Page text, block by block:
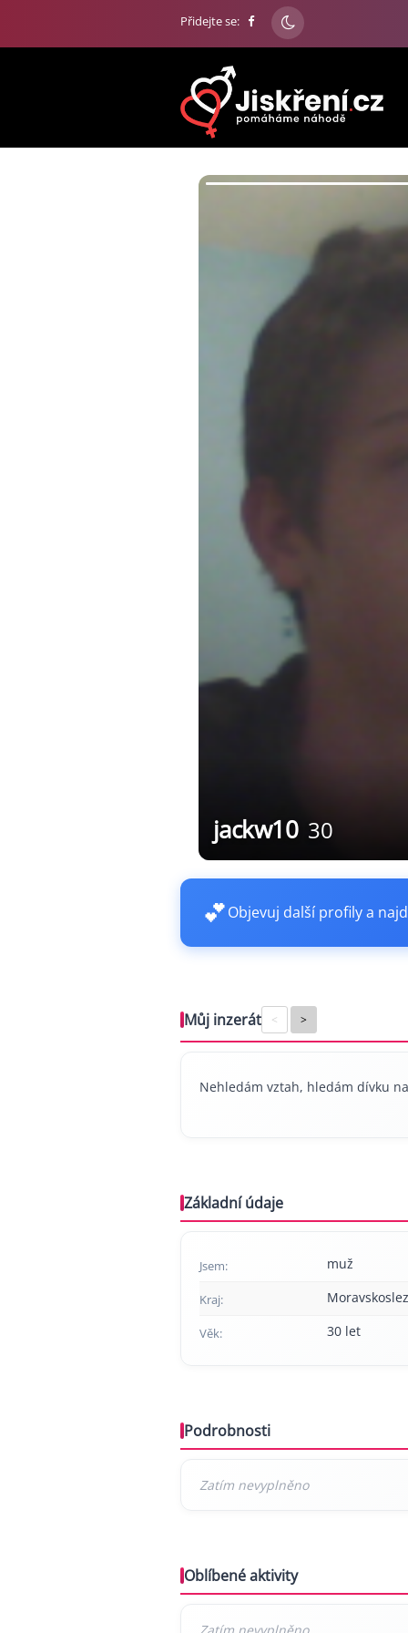
Přidejte se:
jackw10 30
💕Objevuj další profily a
Můj inzerát < >
Nehledám vztah, hledám dívku
Základní údaje
Jsem: muž
Kraj:
Věk: 30 let
Podrobnosti
Oblíbené aktivity